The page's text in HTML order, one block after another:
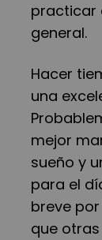
practicar
general.
Hacer
una
mejor
sueño y
para el
breve
que